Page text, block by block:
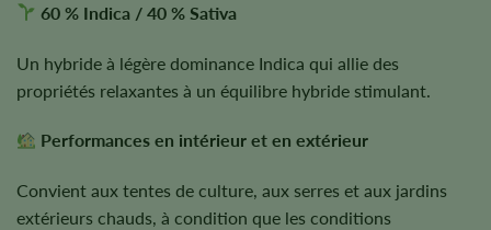
60 % Indica / 40 % Sativa
Un hybride à légère dominance Indica qui allie des
propriétés relaxantes à un équilibre hybride stimulant.
Performances en intérieur et en extérieur
Convient aux tentes de culture, aux serres et aux jardins
extérieurs chauds, à condition que les conditions